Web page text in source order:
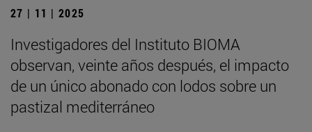
27 | 11 | 2025
Investigadores del Instituto BIOMA
observan, veinte años después, el impacto
de un único abonado con lodos sobre un
pastizal mediterráneo